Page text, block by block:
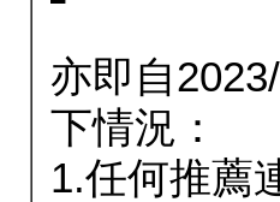
亦即自
下情況：
1.任何推薦